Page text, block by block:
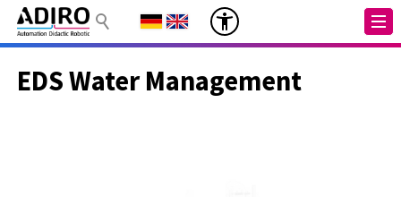
EDS Water Management